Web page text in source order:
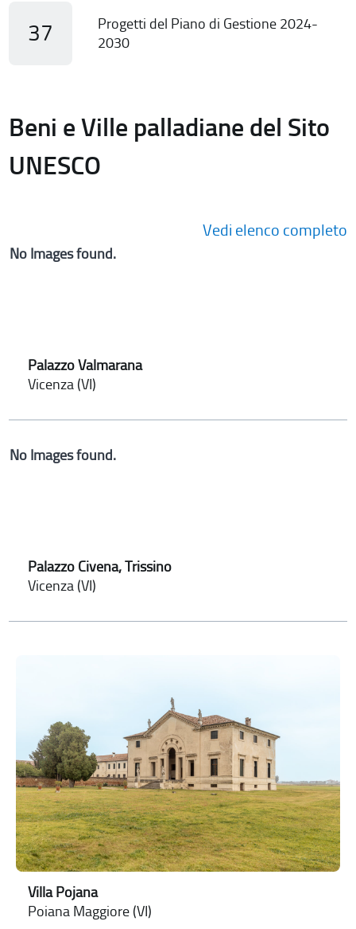
37
Progetti del Piano di Gestione 2024-
2030
Beni e Ville palladiane del Sito
UNESCO
Vedi elenco completo
No Images found.
Palazzo Valmarana
Vicenza (VI)
No Images found.
Palazzo Civena, Trissino
Vicenza (VI)
Villa Pojana
Poiana Maggiore (VI)